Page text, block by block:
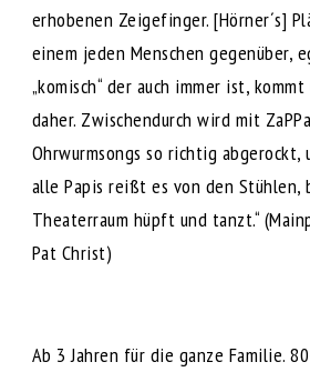
erhobenen Zeigefinger. [Hörner´s]
einem jeden Menschen gegenüber,
„komisch“ der auch immer ist,
daher. Zwischendurch wird mit
Ohrwurmsongs so richtig abgerockt,
alle Papis reißt es von den Stühlen,
Theaterraum hüpft und tanzt.“
Pat Christ)
Ab 3 Jahren für die ganze Familie.